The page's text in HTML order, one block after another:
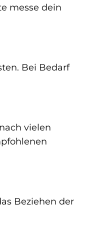
messe dein
Bei Bedarf
vielen
Beziehen der